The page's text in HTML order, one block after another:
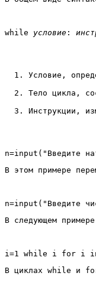
while условие :
Условие,
Тело цикла,
Инструкции,
В этом примере
В следующем
i=1 while i for i in
В циклах while и